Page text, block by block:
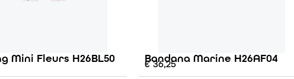
Mini Fleurs H26BL50 Bandana Marine H26AF04
€36,25